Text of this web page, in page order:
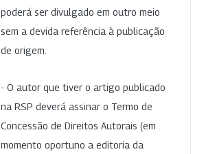
poderá ser divulgado em outro meio
sem a devida referência à publicação
de origem.
- O autor que tiver o artigo publicado
na RSP deverá assinar o Termo de
Concessão de Direitos Autorais (em
momento oportuno a editoria da